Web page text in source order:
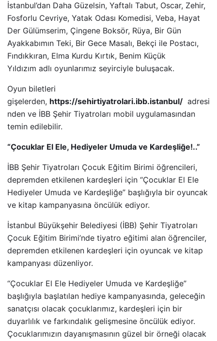
İstanbul’dan Daha Güzelsin, Yaftalı Tabut, Oscar, Zehir,
Fosforlu Cevriye, Yatak Odası Komedisi, Veba, Hayat
Der Gülümserim, Çingene Boksör, Rüya, Bir Gün
Ayakkabımın Teki, Bir Gece Masalı, Bekçi ile Postacı,
Fındıkkıran, Elma Kurdu Kırtık, Benim Küçük
Yıldızım adlı oyunlarımız seyirciyle buluşacak.
Oyun biletleri
gişelerden, https://sehirtiyatrolari.ibb.istanbul/ adresi
nden ve İBB Şehir Tiyatroları mobil uygulamasından
temin edilebilir.
“Çocuklar El Ele, Hediyeler Umuda ve Kardeşliğe!..”
İBB Şehir Tiyatroları Çocuk Eğitim Birimi öğrencileri,
depremden etkilenen kardeşleri için “Çocuklar El Ele
Hediyeler Umuda ve Kardeşliğe” başlığıyla bir oyuncak
ve kitap kampanyasına öncülük ediyor.
İstanbul Büyükşehir Belediyesi (İBB) Şehir Tiyatroları
Çocuk Eğitim Birimi’nde tiyatro eğitimi alan öğrenciler,
depremden etkilenen kardeşleri için oyuncak ve kitap
kampanyası düzenliyor.
“Çocuklar El Ele Hediyeler Umuda ve Kardeşliğe”
başlığıyla başlatılan hediye kampanyasında, geleceğin
sanatçısı olacak çocuklarımız, kardeşleri için bir
duyarlılık ve farkındalık gelişmesine öncülük ediyor.
Çocuklarımızın dayanışmasının güzel bir örneği olacak